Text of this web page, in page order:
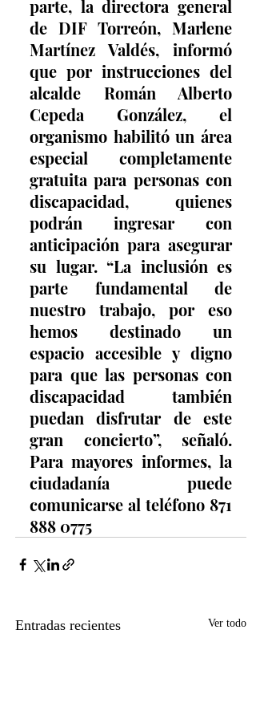
parte, la directora general
de DIF Torreón, Marlene
Martínez Valdés, informó
que por instrucciones del
alcalde Román Alberto
Cepeda González, el
organismo habilitó un área
especial completamente
gratuita para personas con
discapacidad, quienes
podrán ingresar con
anticipación para asegurar
su lugar. “La inclusión es
parte fundamental de
nuestro trabajo, por eso
hemos destinado un
espacio accesible y digno
para que las personas con
discapacidad también
puedan disfrutar de este
gran concierto”, señaló.
Para mayores informes, la
ciudadanía puede
comunicarse al teléfono 871
888 0775
Entradas recientes Ver todo